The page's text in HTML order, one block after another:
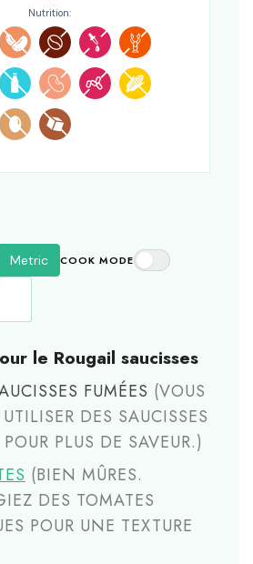
Nutrition:
Metric COOK MODE
le Rougail saucisses
FUMÉES (VOUS
DES SAUCISSES
PLUS DE SAVEUR.)
(BIEN MÛRES.
DES TOMATES
POUR UNE TEXTURE